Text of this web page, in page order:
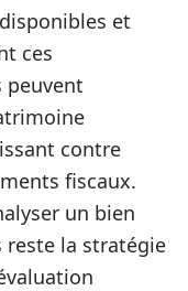
et
ces
contre
fiscaux.
un bien
reste la stratégie